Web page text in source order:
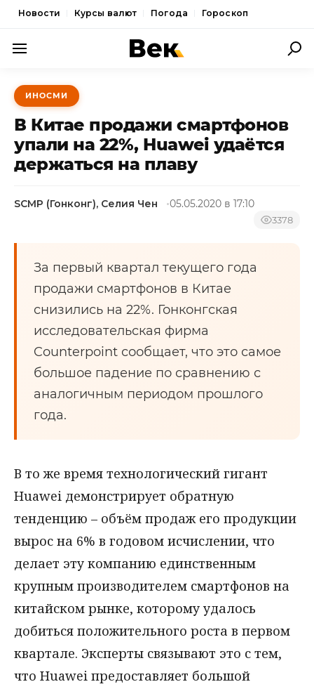
Новости Курсы валют Погода Гороскоп
ПОЛИТИКА
ЭКОНОМИКА
ОБЩЕСТВО
СПОРТ
ИНОСМИ
В Китае продажи смартфонов
упали на 22%, Huawei удаётся
держаться на плаву
SCMP (Гонконг), Селия Чен 05.05.2020 в 17:10
3378
За первый квартал текущего года
продажи смартфонов в Китае
снизились на 22%. Гонконгская
исследовательская фирма
Counterpoint сообщает, что это самое
большое падение по сравнению с
аналогичным периодом прошлого
года.
В то же время технологический гигант
Huawei демонстрирует обратную
тенденцию – объём продаж его продукции
вырос на 6% в годовом исчислении, что
делает эту компанию единственным
крупным производителем смартфонов на
китайском рынке, которому удалось
добиться положительного роста в первом
квартале. Эксперты связывают это с тем,
что Huawei предоставляет большой